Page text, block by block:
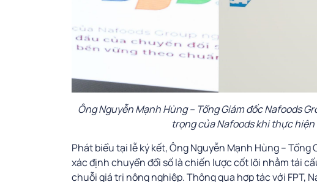
Ông Nguyễn Mạnh Hùng – Tổng Giám đốc Nafoods
trọng của Nafoods khi thực
Phát biểu tại lễ ký kết, Ông Nguyễn Mạnh Hùng –
xác định chuyển đổi số là chiến lược cốt lõi nhằm tái
chuỗi giá trị nông nghiệp. Thông qua hợp tác với FPT,